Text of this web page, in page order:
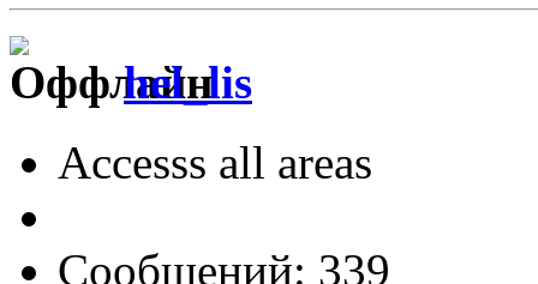
hel_lis
Accesss all areas
Сообщений: 339